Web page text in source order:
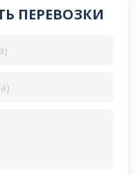
ПЕРЕВОЗКИ